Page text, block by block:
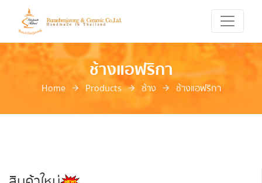
ช้างแอฟริกา
Home Products ช้าง ช้างแอฟริกา